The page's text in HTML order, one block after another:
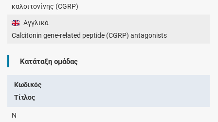
καλσιτονίνης (CGRP)
Αγγλικά
Calcitonin gene-related peptide (CGRP) antagonists
Κατάταξη ομάδας
Κωδικός
Τίτλος
N